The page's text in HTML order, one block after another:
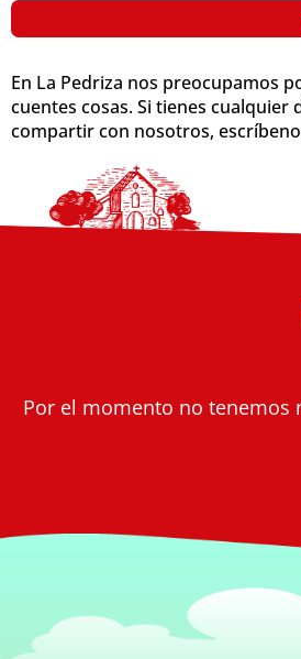
En La Pedriza nos preocupamos
cuentes cosas. Si tienes
compartir con nosotros,
Por el momento no tenemos